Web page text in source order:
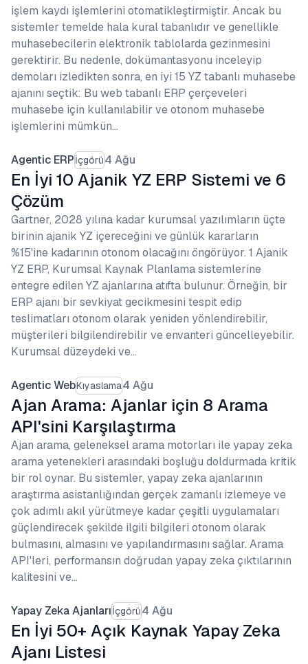
işlem kaydı işlemlerini otomatikleştirmiştir. Ancak bu
sistemler temelde hala kural tabanlıdır ve genellikle
muhasebecilerin elektronik tablolarda gezinmesini
gerektirir. Bu nedenle, dokümantasyonu inceleyip
demoları izledikten sonra, en iyi 15 YZ tabanlı muhasebe
ajanını seçtik: Bu web tabanlı ERP çerçeveleri
muhasebe için kullanılabilir ve otonom muhasebe
işlemlerini mümkün…
Agentic ERPİçgörü4 Ağu
En İyi 10 Ajanik YZ ERP Sistemi ve 6
Çözüm
Gartner, 2028 yılına kadar kurumsal yazılımların üçte
birinin ajanik YZ içereceğini ve günlük kararların
%15'ine kadarının otonom olacağını öngörüyor. 1 Ajanik
YZ ERP, Kurumsal Kaynak Planlama sistemlerine
entegre edilen YZ ajanlarına atıfta bulunur. Örneğin, bir
ERP ajanı bir sevkiyat gecikmesini tespit edip
teslimatları otonom olarak yeniden yönlendirebilir,
müşterileri bilgilendirebilir ve envanteri güncelleyebilir.
Kurumsal düzeydeki ve…
Agentic WebKıyaslama4 Ağu
Ajan Arama: Ajanlar için 8 Arama
API'sini Karşılaştırma
Ajan arama, geleneksel arama motorları ile yapay zeka
arama yetenekleri arasındaki boşluğu doldurmada kritik
bir rol oynar. Bu sistemler, yapay zeka ajanlarının
araştırma asistanlığından gerçek zamanlı izlemeye ve
çok adımlı akıl yürütmeye kadar çeşitli uygulamaları
güçlendirecek şekilde ilgili bilgileri otonom olarak
bulmasını, almasını ve yapılandırmasını sağlar. Arama
API'leri, performansın doğrudan yapay zeka çıktılarının
kalitesini ve…
Yapay Zeka Ajanlarıİçgörü4 Ağu
En İyi 50+ Açık Kaynak Yapay Zeka
Ajanı Listesi